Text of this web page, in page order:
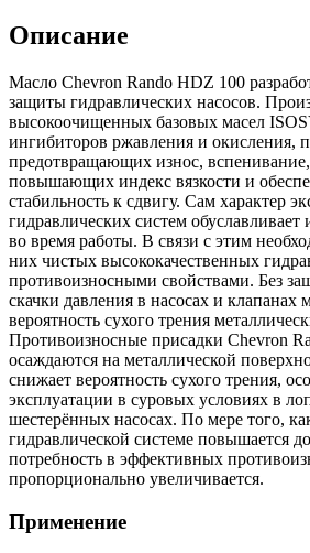
Описание
Масло Chevron Rando HDZ 100
защиты гидравлических насосов.
высокоочищенных базовых масел
ингибиторов ржавления и окисления,
предотвращающих износ,
повышающих индекс вязкости и
стабильность к сдвигу. Сам характер
гидравлических систем
во время работы. В связи с этим
них чистых высококачественных
противоизносными свойствами. Без
скачки давления в насосах и клапанах
вероятность сухого трения
Противоизносные присадки Chevron
осаждаются на металлической
снижает вероятность сухого трения,
эксплуатации в суровых условиях в
шестерённых насосах. По мере того,
гидравлической системе повышается
потребность в эффективных
пропорционально увеличивается.
Применение